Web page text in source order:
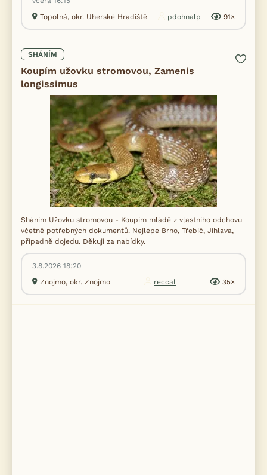
Topolná, okr. Uherské Hradiště
pdohnalp 91×
SHÁNÍM
Koupím užovku stromovou, Zamenis
longissimus
Sháním Užovku stromovou - Koupím mládě z vlastního odchovu
včetně potřebných dokumentů. Nejlépe Brno, Třebíč, Jihlava,
případně dojedu. Děkuji za nabídky.
3.8.2026 18:20
Znojmo, okr. Znojmo
reccal 35×